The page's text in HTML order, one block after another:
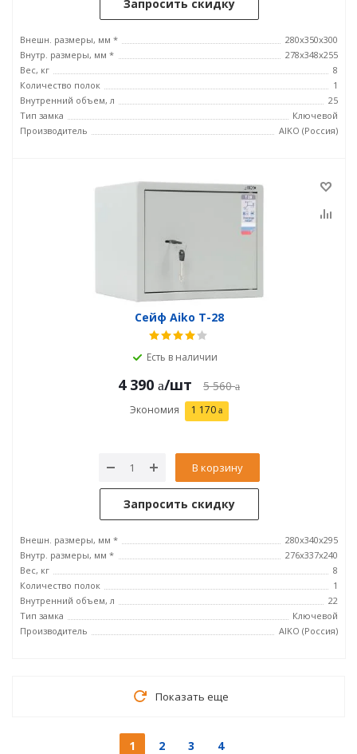
Запросить скидку
Внешн. размеры, мм *
280x350x300
Внутр. размеры, мм *
278x348x255
Вес, кг
8
Количество полок
1
Внутренний объем, л
25
Тип замка
Ключевой
Производитель
AIKO (Россия)
Сейф Aiko T-28
Есть в наличии
4 390 /шт 5 560
Экономия 1 170
В корзину
Запросить скидку
Внешн. размеры, мм *
280x340x295
Внутр. размеры, мм *
276x337x240
Вес, кг
8
Количество полок
1
Внутренний объем, л
22
Тип замка
Ключевой
Производитель
AIKO (Россия)
Показать еще
1 2 3 4